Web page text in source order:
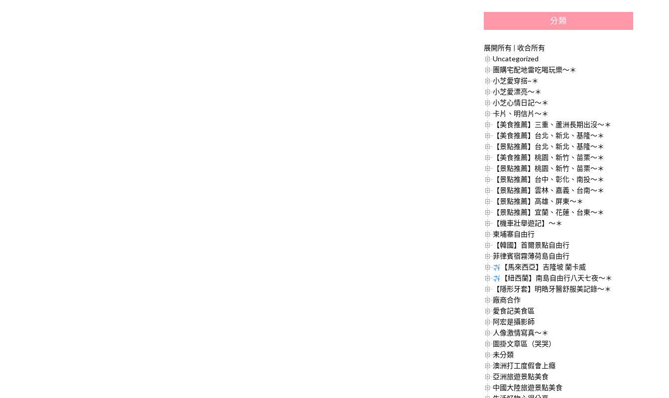
分類
展開所有 | 收合所有
Uncategorized
團購宅配地雷吃喝玩樂～＊
小芝愛穿搭~＊
小芝愛漂亮～＊
小芝心情日記～＊
卡片、明信片～＊
【美食推薦】三重、蘆洲長期出沒～＊
【美食推薦】台北、新北、基隆～＊
【景點推薦】台北、新北、基隆～＊
【美食推薦】桃園、新竹、苗栗～＊
【景點推薦】桃園、新竹、苗栗～＊
【景點推薦】台中、彰化、南投～＊
【景點推薦】雲林、嘉義、台南～＊
【景點推薦】高雄、屏東～＊
【景點推薦】宜蘭、花蓮、台東～＊
【機車壯舉遊記】～＊
柬埔寨自由行
【韓國】首爾景點自由行
菲律賓宿霧薄荷島自由行
【馬來西亞】吉隆坡 蘭卡威
【紐西蘭】南島自由行八天七夜～＊
【隱形牙套】明皓牙醫舒服美記錄～＊
廠商合作
愛食記美食區
阿宏是攝影師
人像激情寫真～＊
圖掛文章區（哭哭）
未分類
澳洲打工度假會上癮
亞洲旅遊景點美食
中國大陸旅遊景點美食